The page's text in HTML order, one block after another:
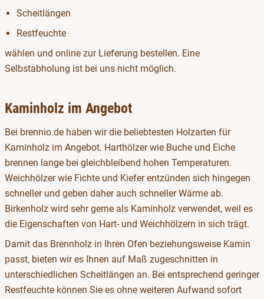
Scheitlängen
Restfeuchte
wählen und online zur Lieferung bestellen. Eine
Selbstabholung ist bei uns nicht möglich.
Kaminholz im Angebot
Bei brennio.de haben wir die beliebtesten Holzarten für
Kaminholz im Angebot. Harthölzer wie Buche und Eiche
brennen lange bei gleichbleibend hohen Temperaturen.
Weichhölzer wie Fichte und Kiefer entzünden sich hingegen
schneller und geben daher auch schneller Wärme ab.
Birkenholz wird sehr gerne als Kaminholz verwendet, weil es
die Eigenschaften von Hart- und Weichhölzern in sich trägt.
Damit das Brennholz in Ihren Ofen beziehungsweise Kamin
passt, bieten wir es Ihnen auf Maß zugeschnitten in
unterschiedlichen Scheitlängen an. Bei entsprechend geringer
Restfeuchte können Sie es ohne weiteren Aufwand sofort